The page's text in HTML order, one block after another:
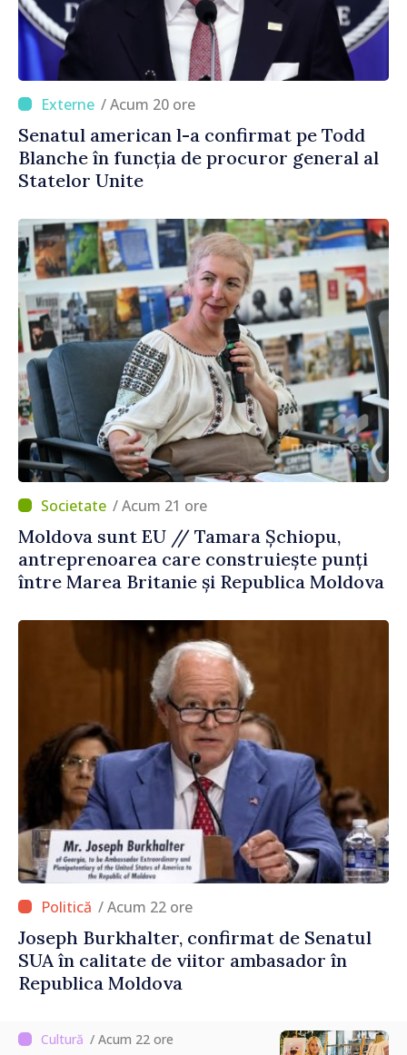
/ Acum 20 ore
Senatul american l-a confirmat pe Todd
Blanche în funcția de procuror general al
Statelor Unite
/ Acum 21 ore
Moldova sunt EU // Tamara Șchiopu,
antreprenoarea care construiește punți
între Marea Britanie și Republica Moldova
/ Acum 22 ore
Joseph Burkhalter, confirmat de Senatul
SUA în calitate de viitor ambasador în
Republica Moldova
/ Acum 22 ore